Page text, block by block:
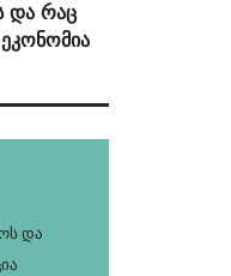
და რაც
და